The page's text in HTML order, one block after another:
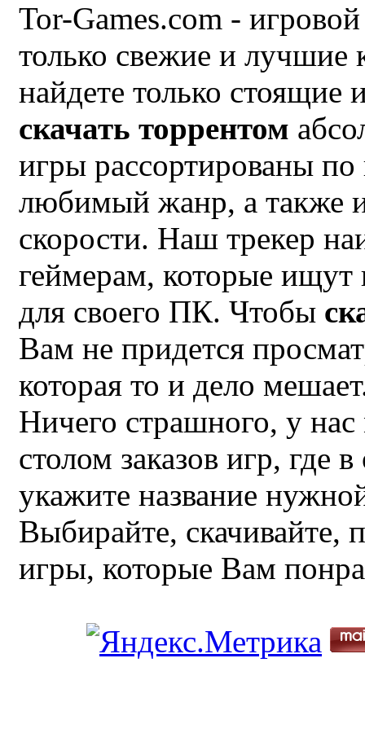
Tor-Games.com -
только свежие и
найдете только
скачать торрентом
игры рассортированы
любимый жанр, а также
скорости. Наш трекер
геймерам, которые
для своего ПК. Чтобы
Вам не придется
которая то и дело
Ничего страшного, у
столом заказов игр, где
укажите название
Выбирайте, скачивайте,
игры, которые Вам